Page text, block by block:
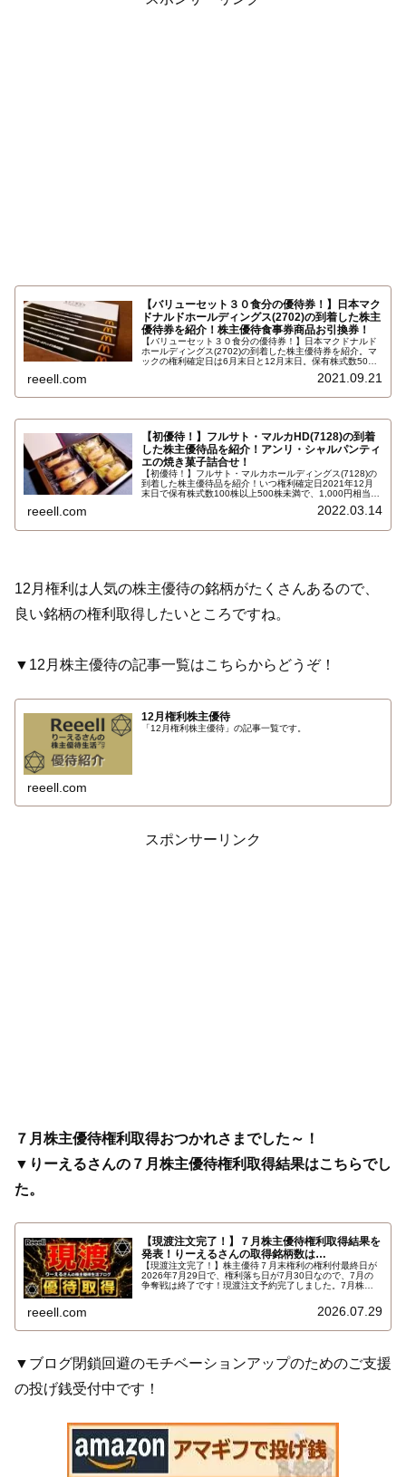
【バリューセット３０食分の優待券！】日本マク
ドナルドホールディングス(2702)の到着した株主
優待券を紹介！株主優待食事券商品お引換券！
【バリューセット３０食分の優待券！】日本マクドナルド
ホールディングス(2702)の到着した株主優待券を紹介。マ
ックの権利確定日は6月末日と12月末日。保有株式数500
引換券が6枚。ハッピーセット、ビックブレックファスト
料です…
reeell.com 2021.09.21
【初優待！】フルサト・マルカHD(7128)の到着
した株主優待品を紹介！アンリ・シャルパンティ
エの焼き菓子詰合せ！
【初優待！】フルサト・マルカホールディングス(7128)の
到着した株主優待品を紹介！いつ権利確定日2021年12月
末日で保有株式数100株以上500株未満で、1,000円相当の
Charpentier）の焼き菓子フィナンシェ・マドレーヌの詰合
reeell.com 2022.03.14
12月権利は人気の株主優待の銘柄がたくさんあるので、
良い銘柄の権利取得したいところですね。
▼12月株主優待の記事一覧はこちらからどうぞ！
12月権利株主優待
「12月権利株主優待」の記事一覧です。
reeell.com
スポンサーリンク
７月株主優待権利取得おつかれさまでした～！
▼りーえるさんの７月株主優待権利取得結果はこちらでし
た。
【現渡注文完了！】７月株主優待権利取得結果を
発表！りーえるさんの取得銘柄数は…
【現渡注文完了！】株主優待７月末権利の権利付最終日が
2026年7月29日で、権利落ち日が7月30日なので、7月の
争奪戦は終了です！現渡注文予約完了しました。7月株主
reeell.com 2026.07.29
▼ブログ閉鎖回避のモチベーションアップのためのご支援
の投げ銭受付中です！